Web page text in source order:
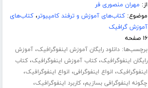
از: مهران منصوری فر
موضوع:کتاب‌های آموزش و ترفند کامپیوتر،کتاب‌های
آموزش گرافیک
۱۶ صفحه
برچسب‌ها:دانلود رایگان آموزش اینفوگرافیک،آموزش
رایگان اینفوگرافیک،کتاب آموزش اینفوگرافیک،کتاب
اینفوگرافیک، انواع اینفوگرافی، انواع اینفوگرافیک،
چگونه اینفوگرافی بسازیم،کاربرد اینفوگرافیک،